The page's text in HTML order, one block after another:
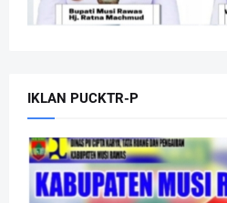
IKLAN PUCKTR-P